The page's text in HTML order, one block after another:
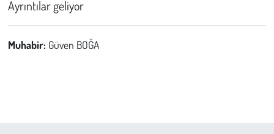
Ayrıntılar geliyor
Muhabir: Güven BOĞA
Tarım